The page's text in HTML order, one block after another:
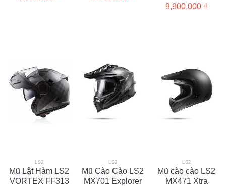
9,900,000 ₫
LS2
Mũ Lật Hàm LS2
VORTEX FF313
LS2
Mũ Cào Cào LS2
MX701 Explorer
LS2
Mũ cào cào LS2
MX471 Xtra